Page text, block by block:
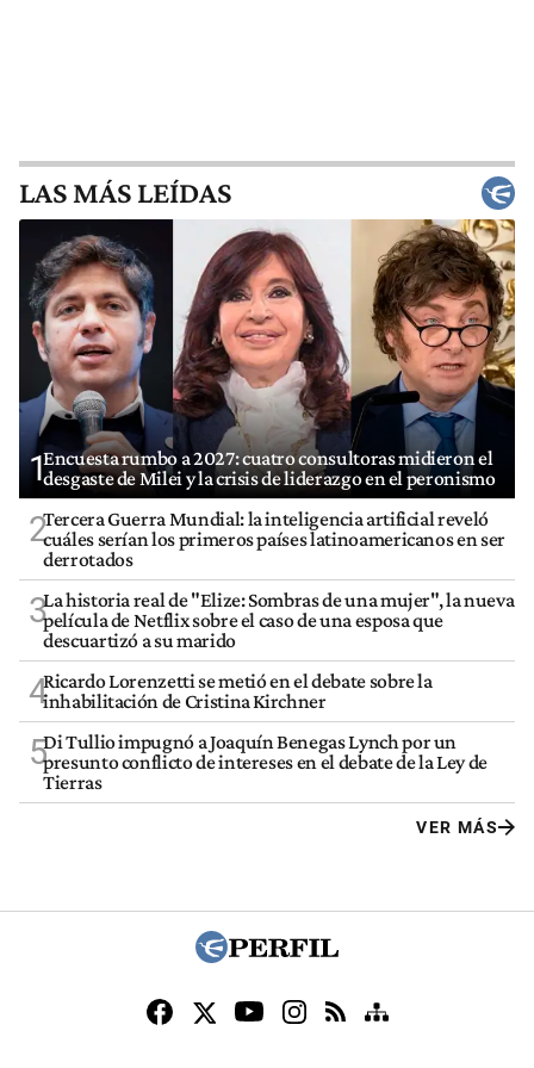
LAS MÁS LEÍDAS
1Encuesta rumbo a 2027: cuatro consultoras midieron el
desgaste de Milei y la crisis de liderazgo en el peronismo
2Tercera Guerra Mundial: la inteligencia artificial reveló
cuáles serían los primeros países latinoamericanos en ser
derrotados
3La historia real de "Elize: Sombras de una mujer", la nueva
película de Netflix sobre el caso de una esposa que
descuartizó a su marido
4Ricardo Lorenzetti se metió en el debate sobre la
inhabilitación de Cristina Kirchner
5Di Tullio impugnó a Joaquín Benegas Lynch por un
presunto conflicto de intereses en el debate de la Ley de
Tierras
VER MÁS